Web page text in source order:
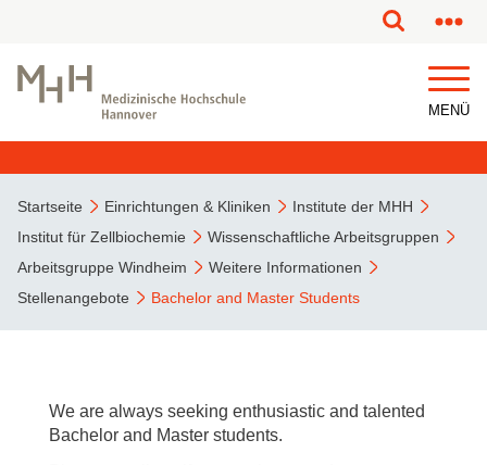
MENÜ
Startseite Einrichtungen & Kliniken
Institute der MHH
Institut für Zellbiochemie
Wissenschaftliche Arbeitsgruppen
Arbeitsgruppe Windheim
Weitere Informationen
Stellenangebote
Bachelor and Master Students
We are always seeking enthusiastic and talented
Bachelor and Master students.